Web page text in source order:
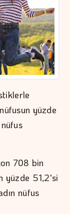
yüzde
708 bin
yüzde 51,2'si
nüfus